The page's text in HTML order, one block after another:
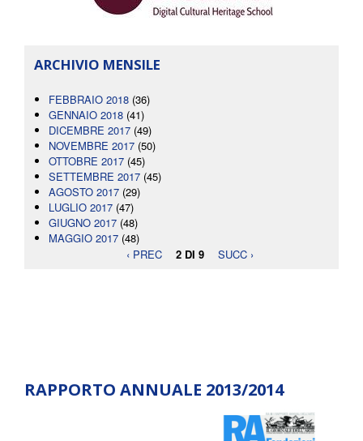
ARCHIVIO MENSILE
FEBBRAIO 2018 (36)
GENNAIO 2018 (41)
DICEMBRE 2017 (49)
NOVEMBRE 2017 (50)
OTTOBRE 2017 (45)
SETTEMBRE 2017 (45)
AGOSTO 2017 (29)
LUGLIO 2017 (47)
GIUGNO 2017 (48)
MAGGIO 2017 (48)
‹ PREC
2 DI 9 SUCC ›
RAPPORTO ANNUALE 2013/2014